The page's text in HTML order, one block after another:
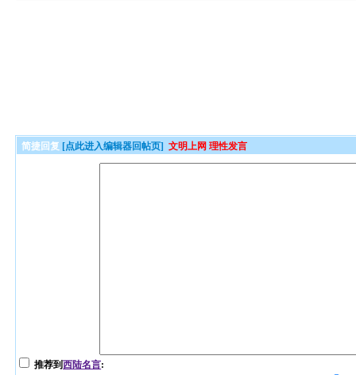
简捷回复 [点此进入编辑器回帖页] 文明上网 理性发言
推荐到西陆名言: